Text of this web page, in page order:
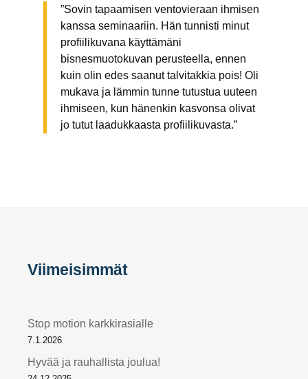
”Sovin tapaamisen ventovieraan ihmisen
kanssa seminaariin. Hän tunnisti minut
profiilikuvana käyttämäni
bisnesmuotokuvan perusteella, ennen
kuin olin edes saanut talvitakkia pois! Oli
mukava ja lämmin tunne tutustua uuteen
ihmiseen, kun hänenkin kasvonsa olivat
jo tutut laadukkaasta profiilikuvasta.”
Viimeisimmät
Stop motion karkkirasialle
7.1.2026
Hyvää ja rauhallista joulua!